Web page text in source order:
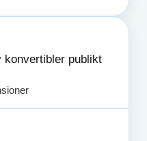
konvertibler publikt